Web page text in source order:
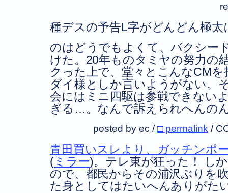
種デスの予告L字がどんどん極
のはどうでもよくて、バクシー
けた。20年ものタミヤの努力の
クった上で、堂々とこんなCM
ダイ様としか言いようがない。
会にはミニ四駆は参戦できない
ぎる…。なんで訴えられへんの
posted by ec /□ permalink /
青田買いスレより、ガッチンポ
(ミラー)。テレ東が狂った！ し
ので、都民からその浦沢ぶりを
た身としてはたいへんありがた